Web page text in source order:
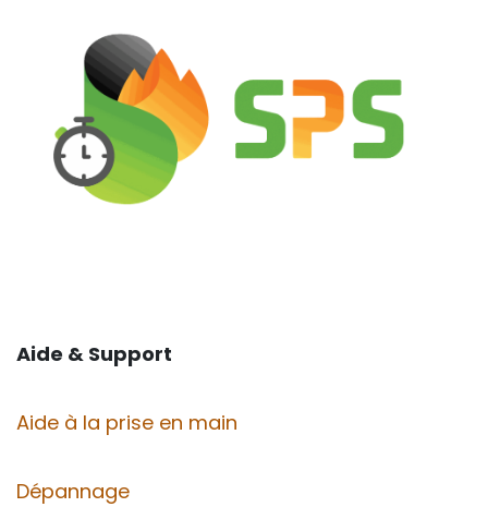
Aide & Support
Aide à la prise en main
Dépannage